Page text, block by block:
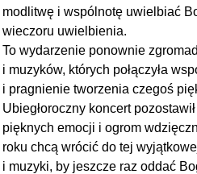
modlitwę i wspólnotę uwielbiać
wieczoru uwielbienia.
To wydarzenie ponownie
i muzyków, których połączyła
i pragnienie tworzenia czegoś
Ubiegłoroczny koncert
pięknych emocji i ogrom
roku chcą wrócić do tej
i muzyki, by jeszcze raz oddać